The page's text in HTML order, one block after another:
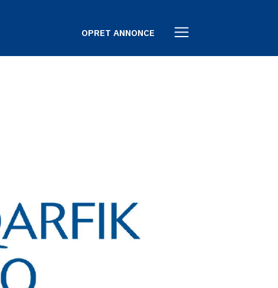
OPRET ANNONCE